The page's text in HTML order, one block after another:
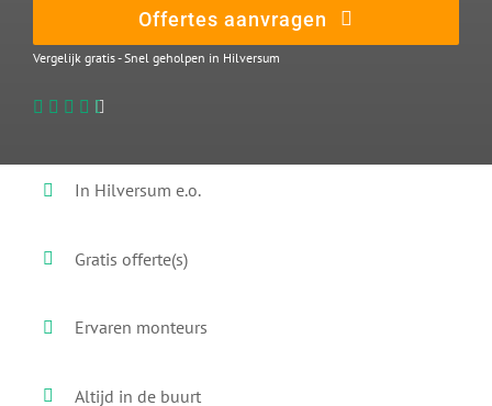
Offertes aanvragen
Vergelijk gratis - Snel geholpen in Hilversum
In Hilversum e.o.
Gratis offerte(s)
Ervaren monteurs
Altijd in de buurt